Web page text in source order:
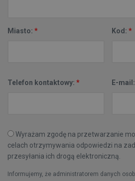
Miasto: * Kod: *
Telefon kontaktowy: * E-mail:
Wyrażam zgodę na przetwarzanie
celach otrzymywania odpowiedzi na
przesyłania ich drogą elektroniczną.
Informujemy, że administratorem danych